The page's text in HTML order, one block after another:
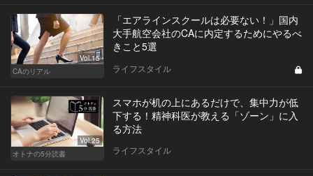
Vol.15
CAのリアル
「エアラインスクールは必要ない！」国内
大手航空会社のCAに内定するためにやるべ
きこと5選
ライフスタイル
Vol.25
オトナの5分読書
スマホが机の上にあるだけで、集中力が低
下する！精神科医が教える「ゾーン」に入
る方法
ライフスタイル